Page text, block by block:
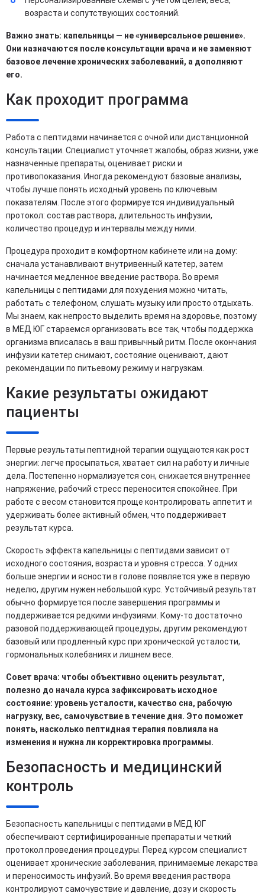
возраста и сопутствующих состояний.
Важно знать: капельницы — не «универсальное решение».
Они назначаются после консультации врача и не заменяют
базовое лечение хронических заболеваний, а дополняют
его.
Как проходит программа
Работа с пептидами начинается с очной или дистанционной
консультации. Специалист уточняет жалобы, образ жизни, уже
назначенные препараты, оценивает риски и
противопоказания. Иногда рекомендуют базовые анализы,
чтобы лучше понять исходный уровень по ключевым
показателям. После этого формируется индивидуальный
протокол: состав раствора, длительность инфузии,
количество процедур и интервалы между ними.
Процедура проходит в комфортном кабинете или на дому:
сначала устанавливают внутривенный катетер, затем
начинается медленное введение раствора. Во время
капельницы с пептидами для похудения можно читать,
работать с телефоном, слушать музыку или просто отдыхать.
Мы знаем, как непросто выделить время на здоровье, поэтому
в МЕД ЮГ стараемся организовать все так, чтобы поддержка
организма вписалась в ваш привычный ритм. После окончания
инфузии катетер снимают, состояние оценивают, дают
рекомендации по питьевому режиму и нагрузкам.
Какие результаты ожидают
пациенты
Первые результаты пептидной терапии ощущаются как рост
энергии: легче просыпаться, хватает сил на работу и личные
дела. Постепенно нормализуется сон, снижается внутреннее
напряжение, рабочий стресс переносится спокойнее. При
работе с весом становится проще контролировать аппетит и
удерживать более активный обмен, что поддерживает
результат курса.
Скорость эффекта капельницы с пептидами зависит от
исходного состояния, возраста и уровня стресса. У одних
больше энергии и ясности в голове появляется уже в первую
неделю, другим нужен небольшой курс. Устойчивый результат
обычно формируется после завершения программы и
поддерживается редкими инфузиями. Кому-то достаточно
разовой поддерживающей процедуры, другим рекомендуют
базовый или продленный курс при хронической усталости,
гормональных колебаниях и лишнем весе.
Совет врача: чтобы объективно оценить результат,
полезно до начала курса зафиксировать исходное
состояние: уровень усталости, качество сна, рабочую
нагрузку, вес, самочувствие в течение дня. Это поможет
понять, насколько пептидная терапия повлияла на
изменения и нужна ли корректировка программы.
Безопасность и медицинский
контроль
Безопасность капельницы с пептидами в МЕД ЮГ
обеспечивают сертифицированные препараты и четкий
протокол проведения процедуры. Перед курсом специалист
оценивает хронические заболевания, принимаемые лекарства
и переносимость инфузий. Во время введения раствора
контролируют самочувствие и давление, дозу и скорость